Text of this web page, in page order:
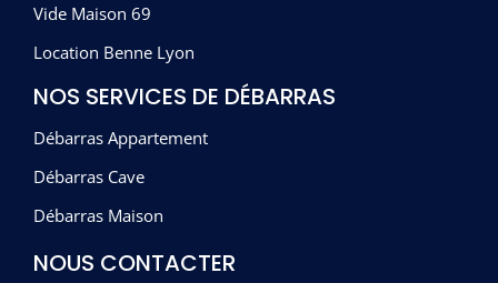
Vide Maison 69
Location Benne Lyon
NOS SERVICES DE DÉBARRAS
Débarras Appartement
Débarras Cave
Débarras Maison
NOUS CONTACTER